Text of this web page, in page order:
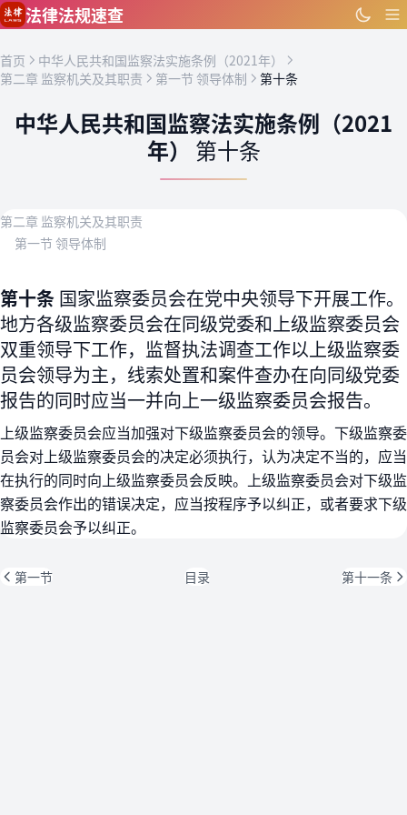
跳到主要内容
法律法规速查
首页
中华人民共和国监察法实施条例（2021年）
第二章 监察机关及其职责
第一节 领导体制 第十条
中华人民共和国监察法实施条例（2021
年） 第十条
第二章 监察机关及其职责
第一节 领导体制
第十条 国家监察委员会在党中央领导下开展工作。
地方各级监察委员会在同级党委和上级监察委员会
双重领导下工作，监督执法调查工作以上级监察委
员会领导为主，线索处置和案件查办在向同级党委
报告的同时应当一并向上一级监察委员会报告。
上级监察委员会应当加强对下级监察委员会的领导。下级监察委
员会对上级监察委员会的决定必须执行，认为决定不当的，应当
在执行的同时向上级监察委员会反映。上级监察委员会对下级监
察委员会作出的错误决定，应当按程序予以纠正，或者要求下级
监察委员会予以纠正。
第一节 目录 第十一条